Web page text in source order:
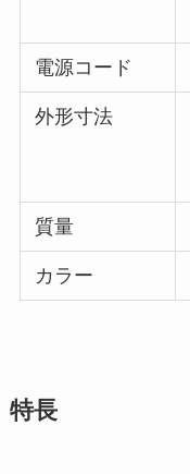
電源コード
外形寸法
質量
カラー
特長